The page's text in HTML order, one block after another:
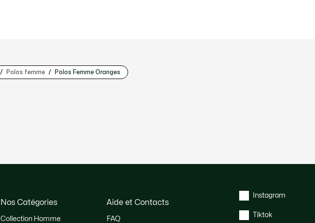
Polos femme Polos Femme Oranges
Nos Catégories
Collection Homme
Aide et Contacts
FAQ
Instagram
Tiktok